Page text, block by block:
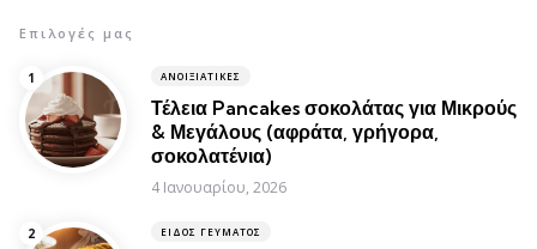
Επιλογές μας
ΑΝΟΙΞΙΆΤΙΚΕΣ
Τέλεια Pancakes σοκολάτας για Μικρούς
& Μεγάλους (αφράτα, γρήγορα,
σοκολατένια)
4 Ιανουαρίου, 2026
ΕΊΔΟΣ ΓΕΎΜΑΤΟΣ